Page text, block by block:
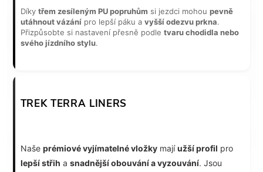
Díky třem zesíleným PU popruhům si jezdci mohou pevně
utáhnout vázánípro lepší páku a vyšší odezvu prkna.
Přizpůsobte si nastavení přesně podle tvaru chodidla nebo
svého jízdního stylu.
TREK TERRA LINERS
Naše prémiové vyjímatelné vložkymajíužší profil pro
lepší střih a snadnější obouvání a vyzouvání. Jsou